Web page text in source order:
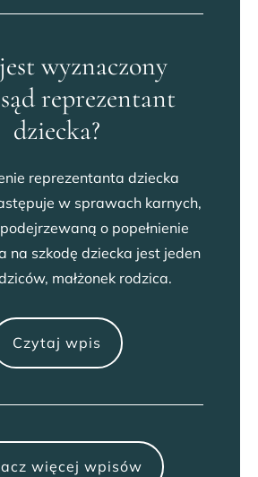
wyznaczony
reprezentant
dziecka?
reprezentanta dziecka
w sprawach karnych,
o popełnienie
na szkodę dziecka jest jeden
małżonek rodzica.
Czytaj wpis
więcej wpisów